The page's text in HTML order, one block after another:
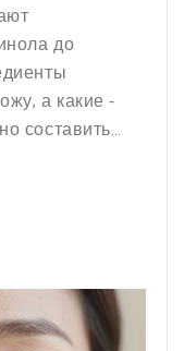
до
а какие -
составить